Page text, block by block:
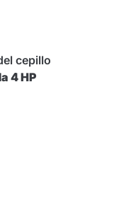
cepillo
4 HP